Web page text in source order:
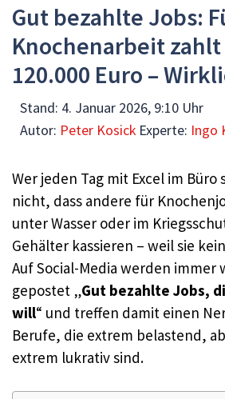
Gut bezahlte Jobs:
Knochenarbeit
120.000 Euro –
Stand: 4. Januar 2026, 9:10 Uhr
Autor: Peter Kosick Experte: Ingo
Wer jeden Tag mit Excel im
nicht, dass andere für
unter Wasser oder im
Gehälter kassieren – weil sie
Auf Social-Media werden immer
gepostet „Gut bezahlte Jobs,
will“ und treffen damit einen
Berufe, die extrem belastend,
extrem lukrativ sind.​